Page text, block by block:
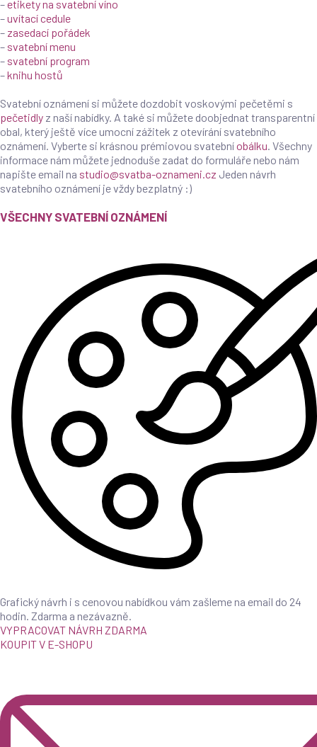
–etikety na svatební víno
–uvítací cedule
– zasedací pořádek
– svatební menu
– svatební program
–knihu hostů
Svatební oznámení si můžete dozdobit voskovými pečetěmi s
pečetidly z naší nabídky. A také si můžete doobjednat transparentní
obal, který ještě více umocní zážitek z otevírání svatebního
oznámení. Vyberte si krásnou prémiovou svatebníobálku. Všechny
informace nám můžete jednoduše zadat do formuláře nebo nám
napište email na studio@svatba-oznameni.cz Jeden návrh
svatebního oznámení je vždy bezplatný :)
VŠECHNY SVATEBNÍ OZNÁMENÍ
Grafický návrh i s cenovou nabídkou vám zašleme na email do 24
hodin. Zdarma a nezávazně.
VYPRACOVAT NÁVRH ZDARMA
KOUPIT V E-SHOPU